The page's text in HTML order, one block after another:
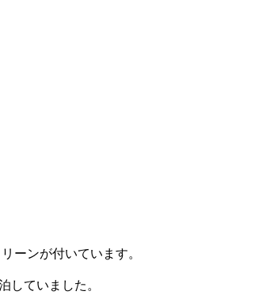
ーンが付いています。
していました。